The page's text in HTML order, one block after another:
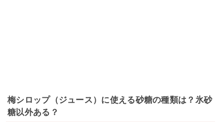
梅シロップ（ジュース）に使える砂糖の種類は？氷砂
糖以外ある？